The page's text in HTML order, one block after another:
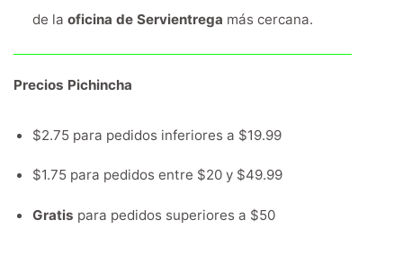
de la oficina de Servientrega más cercana.
Precios Pichincha
$2.75 para pedidos inferiores a $19.99
$1.75 para pedidos entre $20 y $49.99
Gratis para pedidos superiores a $50